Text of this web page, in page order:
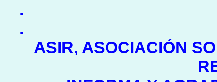
.
.
ASIR, ASOCIACIÓN